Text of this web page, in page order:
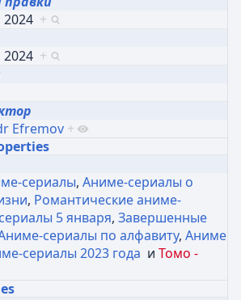
2024 +
2024 +
Efremov +
сериалы, Аниме-сериалы о
, Романтические аниме-
5 января, Завершенные
сериалы по алфавиту, Аниме
сериалы 2023 года и Томо -